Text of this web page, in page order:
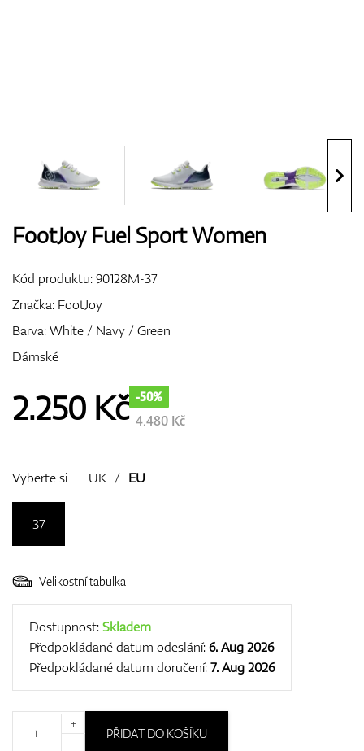
Bagy
GPS/Dálkoměry
Doplňky
Dárkové poukazy
FootJoy Fuel Sport Women
Kód produktu:90128M-37
Značka: FootJoy
Barva: White / Navy / Green
Dámské
2.250 Kč -50%
4.480 Kč
Vyberte si UK / EU
37
Velikostní tabulka
Dostupnost:Skladem
Předpokládané datum odeslání:6. Aug 2026
Předpokládané datum doručení:7. Aug 2026
+
-
PŘIDAT DO KOŠÍKU